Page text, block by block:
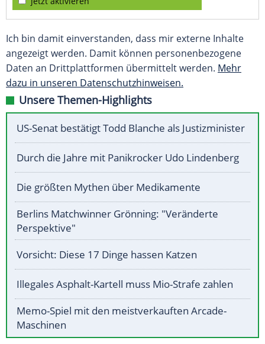
Ich bin damit einverstanden, dass mir externe Inhalte
angezeigt werden. Damit können personenbezogene
Daten an Drittplattformen übermittelt werden. Mehr
dazu in unseren Datenschutzhinweisen.
Unsere Themen-Highlights
US-Senat bestätigt Todd Blanche als Justizminister
Durch die Jahre mit Panikrocker Udo Lindenberg
Die größten Mythen über Medikamente
Berlins Matchwinner Grönning: "Veränderte
Perspektive"
Vorsicht: Diese 17 Dinge hassen Katzen
Illegales Asphalt-Kartell muss Mio-Strafe zahlen
Memo-Spiel mit den meistverkauften Arcade-
Maschinen